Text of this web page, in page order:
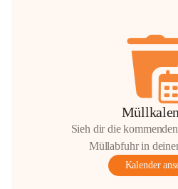
Sieh dir die
Müllabfuhr in
Kalender